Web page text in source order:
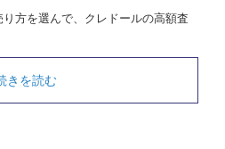
方を選んで、クレドールの高額査
きを読む